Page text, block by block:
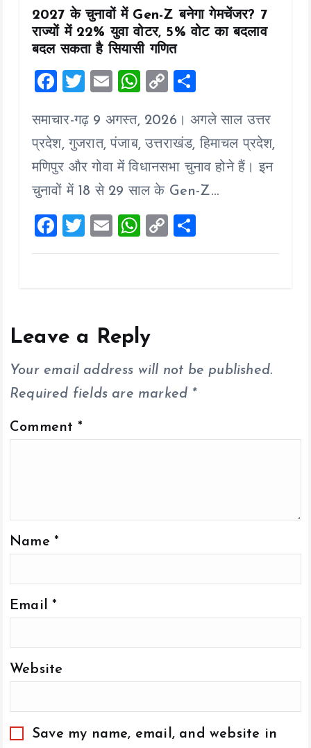
2027 के चुनावों में Gen-Z बनेगा गेमचेंजर? 7
राज्यों में 22% युवा वोटर, 5% वोट का बदलाव
बदल सकता है सियासी गणित
F
ce
b
o
o
k
T
tt
er
E
ai
l
W
at
s
A
p
p
C
p
y
Li
n
k
a
re
समाचार-गढ़ 9 अगस्त, 2026। अगले साल उत्तर
प्रदेश, गुजरात, पंजाब, उत्तराखंड, हिमाचल प्रदेश,
मणिपुर और गोवा में विधानसभा चुनाव होने हैं। इन
चुनावों में 18 से 29 साल के Gen-Z…
F
a
o
T
wi
E
m
W
h
p
p
C
o
h
Leave a Reply
Your email address will not be published.
Required fields are marked *
Comment *
Name *
Email *
Website
Save my name, email, and website in